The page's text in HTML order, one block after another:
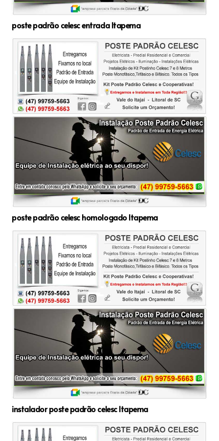
poste padrão celesc entrada Itapema
poste padrão celesc homologado Itapema
instalador poste padrão celesc Itapema